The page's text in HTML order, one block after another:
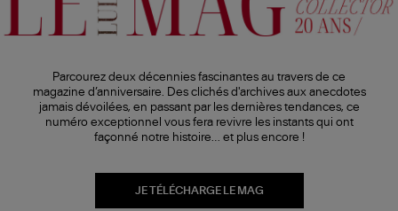
Parcourez deux décennies fascinantes au travers de ce
magazine d’anniversaire. Des clichés d'archives aux anecdotes
jamais dévoilées, en passant par les dernières tendances, ce
numéro exceptionnel vous fera revivre les instants qui ont
façonné notre histoire… et plus encore !
JE TÉLÉCHARGE LE MAG